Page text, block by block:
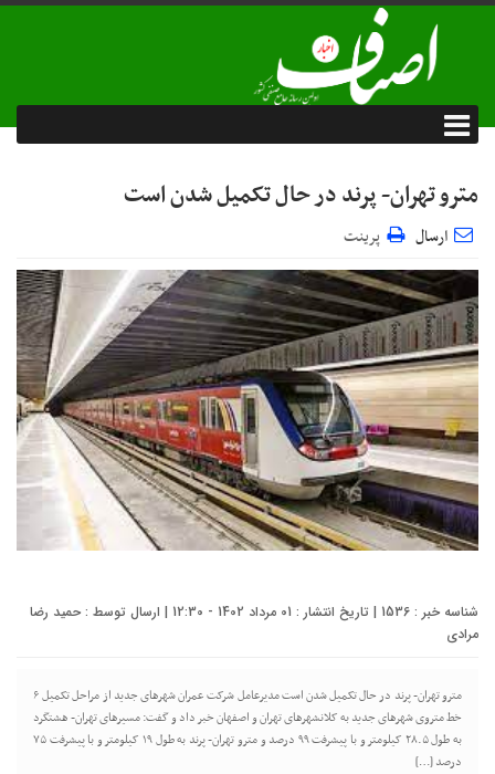
مترو تهران- پرند در حال تکمیل شدن است
ارسال پرینت
شناسه خبر : 1536 | تاریخ انتشار : 01 مرداد 1402 - 12:30 | ارسال توسط :
حمید رضا
مرادی
مترو تهران- پرند در حال تکمیل شدن است مدیرعامل شرکت عمران شهرهای جدید از مراحل تکمیل ۶
خط متروی شهرهای جدید به کلانشهرهای تهران و اصفهان خبر داد و گفت: مسیرهای تهران- هشتگرد
به طول ۲۸.۵ کیلومتر و با پیشرفت ۹۹ درصد و مترو تهران- پرند به طول ۱۹ کیلومتر و با پیشرفت ۷۵
درصد […]